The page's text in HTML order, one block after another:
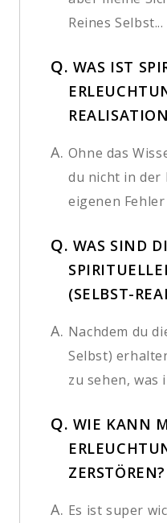
Reines Selbst...
Q. WAS IST
A. Ohne das
du nicht in der
eigenen Fehler
Q. WAS SIND
(SELBST-
A. Nachdem du
Selbst)
zu sehen, was
Q. WIE KANN
ZERSTÖREN?
A. Es ist super